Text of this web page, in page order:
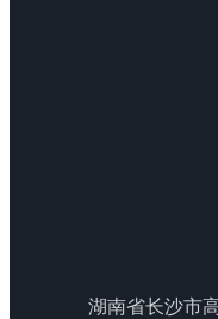
湖南省长沙市